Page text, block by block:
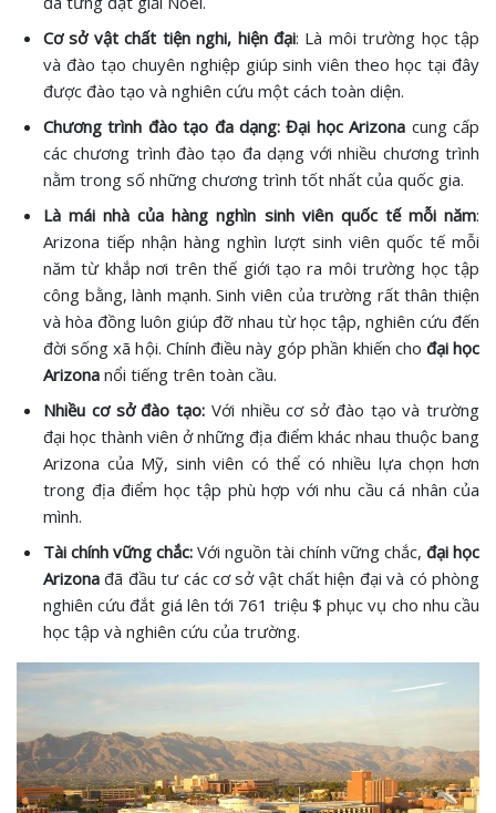
Cơ sở vật chất tiện nghi, hiện đại: Là môi trường học tập
và đào tạo chuyên nghiệp giúp sinh viên theo học tại đây
được đào tạo và nghiên cứu một cách toàn diện.
Chương trình đào tạo đa dạng: Đại học Arizona cung cấp
các chương trình đào tạo đa dạng với nhiều chương trình
nằm trong số những chương trình tốt nhất của quốc gia.
Là mái nhà của hàng nghìn sinh viên quốc tế mỗi năm:
Arizona tiếp nhận hàng nghìn lượt sinh viên quốc tế mỗi
năm từ khắp nơi trên thế giới tạo ra môi trường học tập
công bằng, lành mạnh. Sinh viên của trường rất thân thiện
và hòa đồng luôn giúp đỡ nhau từ học tập, nghiên cứu đến
đời sống xã hội. Chính điều này góp phần khiến cho đại học
Arizona nổi tiếng trên toàn cầu.
Nhiều cơ sở đào tạo: Với nhiều cơ sở đào tạo và trường
đại học thành viên ở những địa điểm khác nhau thuộc bang
Arizona của Mỹ, sinh viên có thể có nhiều lựa chọn hơn
trong địa điểm học tập phù hợp với nhu cầu cá nhân của
mình.
Tài chính vững chắc: Với nguồn tài chính vững chắc, đại học
Arizonađã đầu tư các cơ sở vật chất hiện đại và có phòng
nghiên cứu đắt giá lên tới 761 triệu $ phục vụ cho nhu cầu
học tập và nghiên cứu của trường.